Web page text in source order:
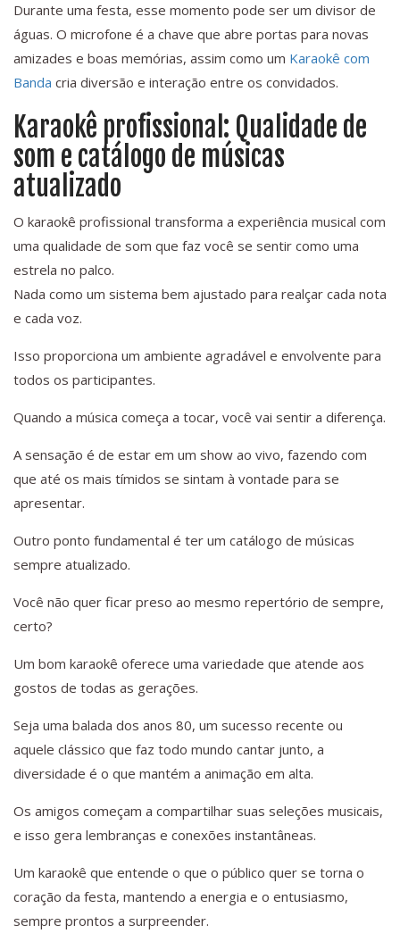
Durante uma festa, esse momento pode ser um divisor de
águas. O microfone é a chave que abre portas para novas
amizades e boas memórias, assim como um Karaokê com
Banda cria diversão e interação entre os convidados.
Karaokê profissional: Qualidade de
som e catálogo de músicas
atualizado
O karaokê profissional transforma a experiência musical com
uma qualidade de som que faz você se sentir como uma
estrela no palco.
Nada como um sistema bem ajustado para realçar cada nota
e cada voz.
Isso proporciona um ambiente agradável e envolvente para
todos os participantes.
Quando a música começa a tocar, você vai sentir a diferença.
A sensação é de estar em um show ao vivo, fazendo com
que até os mais tímidos se sintam à vontade para se
apresentar.
Outro ponto fundamental é ter um catálogo de músicas
sempre atualizado.
Você não quer ficar preso ao mesmo repertório de sempre,
certo?
Um bom karaokê oferece uma variedade que atende aos
gostos de todas as gerações.
Seja uma balada dos anos 80, um sucesso recente ou
aquele clássico que faz todo mundo cantar junto, a
diversidade é o que mantém a animação em alta.
Os amigos começam a compartilhar suas seleções musicais,
e isso gera lembranças e conexões instantâneas.
Um karaokê que entende o que o público quer se torna o
coração da festa, mantendo a energia e o entusiasmo,
sempre prontos a surpreender.